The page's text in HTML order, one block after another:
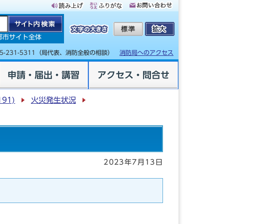
市サイト全体
231-5311 （局代表、消防全般の相談） 消防局へのアクセス
申請・届出・講習 アクセス・問合せ
火災発生状況
2023年7月13日